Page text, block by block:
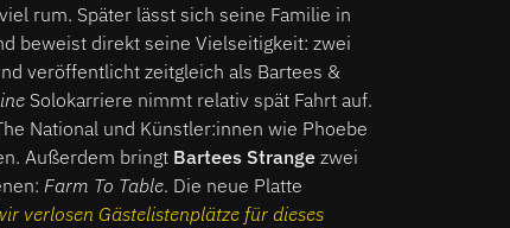
rum. Später lässt sich seine Familie in
beweist direkt seine Vielseitigkeit: zwei
veröffentlicht zeitgleich als Bartees &
Solokarriere nimmt relativ spät Fahrt auf.
National und Künstler:innen wie Phoebe
Außerdem bringt Bartees Strange zwei
Farm To Table. Die neue Platte
verlosen Gästelistenplätze für dieses